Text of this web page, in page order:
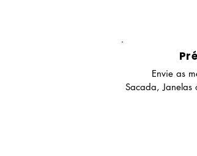
Envie as
Sacada, Janelas